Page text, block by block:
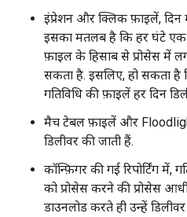
इंप्रेशन और क्लिक फ़ाइलें, दिन
इसका मतलब है कि हर घंटे एक
फ़ाइल के हिसाब से प्रोसेस में
सकता है. इसलिए, हो सकता है
गतिविधि की फ़ाइलें हर दिन
मैच टेबल फ़ाइलें और
डिलीवर की जाती हैं.
कॉन्फ़िगर की गई रिपोर्टिंग
को प्रोसेस करने की प्रोसेस
डाउनलोड करते ही उन्हें